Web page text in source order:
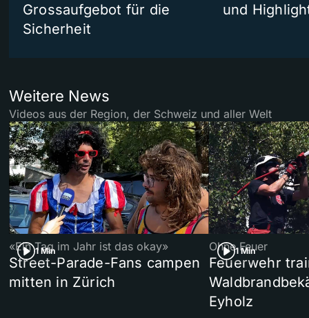
Grossaufgebot für die
Sicherheit
und
Weitere News
Videos aus der Region, der Schweiz und aller Welt
1 Min
«Ein Tag im Jahr ist das okay»
Street-Parade-Fans campen
mitten in Zürich
1 Min
Ohne Feuer
Feuerwehr
Eyholz